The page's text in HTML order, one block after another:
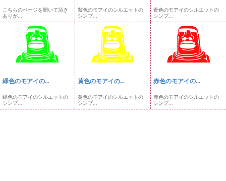
こちらのページを開いて頂き
ありが...
紫色のモアイのシルエットの
シンプ...
青色のモアイのシルエットの
シンプ...
緑色のモアイの...
緑色のモアイのシルエットの
シンプ...
黄色のモアイの...
黄色のモアイのシルエットの
シンプ...
赤色のモアイの...
赤色のモアイのシルエットの
シンプ...